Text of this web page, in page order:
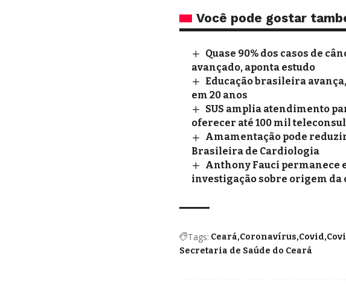
Você pode gostar
Quase 90% dos casos de
avançado, aponta estudo
Educação brasileira
em 20 anos
SUS amplia atendimento
oferecer até 100 mil
Amamentação pode
Brasileira de Cardiologia
Anthony Fauci permanece
investigação sobre origem da
Tags: Ceará Coronavírus Covid
Secretaria de Saúde do Ceará